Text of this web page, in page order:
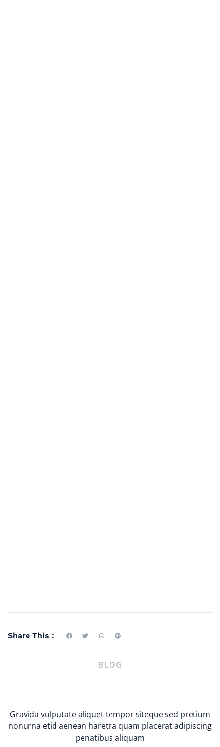
Share This :
BLOG
Gravida vulputate aliquet tempor siteque sed pretium
nonurna etid aenean haretra quam placerat adipiscing
penatibus aliquam